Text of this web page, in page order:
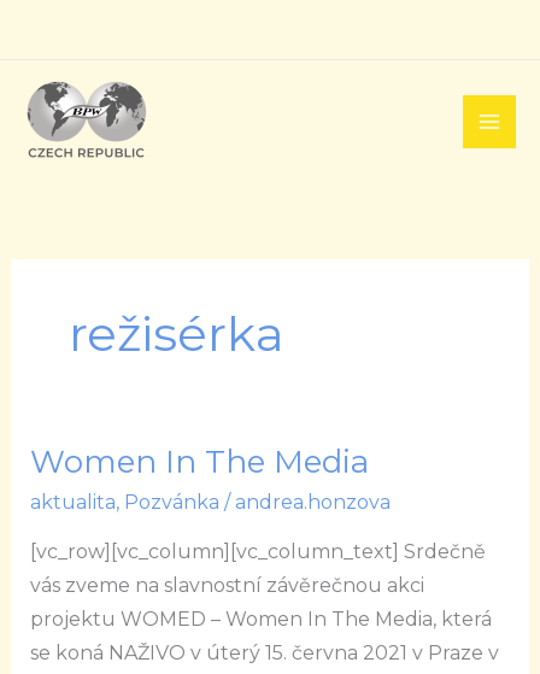
obsah
režisérka
Women In The Media
aktualita, Pozvánka / andrea.honzova
[vc_row][vc_column][vc_column_text] Srdečně
vás zveme na slavnostní závěrečnou akci
projektu WOMED – Women In The Media, která
se koná NAŽIVO v úterý 15. června 2021 v Praze v
Women
In
Media